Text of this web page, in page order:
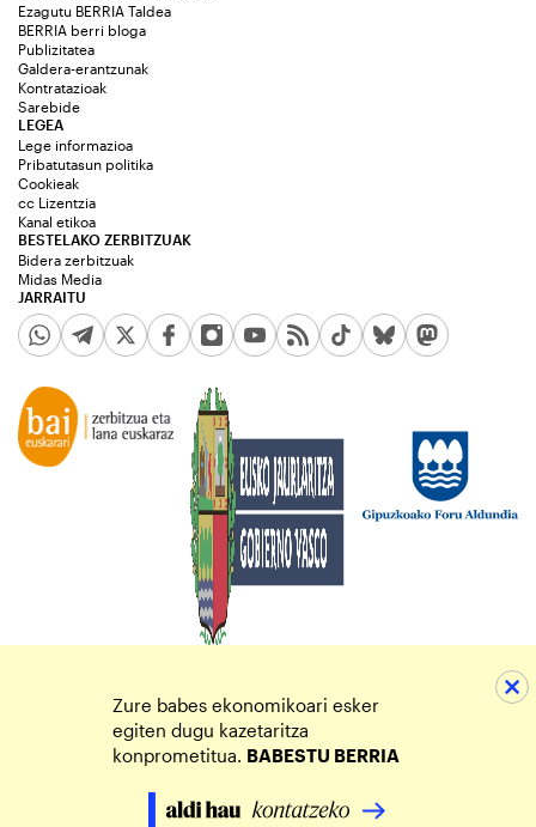
Ezagutu BERRIA Taldea
BERRIA berri bloga
Publizitatea
Galdera-erantzunak
Kontratazioak
Sarebide
JARRAITU
LEGEA
Lege informazioa
Pribatutasun politika
Cookieak
cc Lizentzia
Kanal etikoa
BESTELAKO ZERBITZUAK
Bidera zerbitzuak
Midas Media
Zure babes ekonomikoari esker
egiten dugu kazetaritza
konprometitua. BABESTU BERRIA